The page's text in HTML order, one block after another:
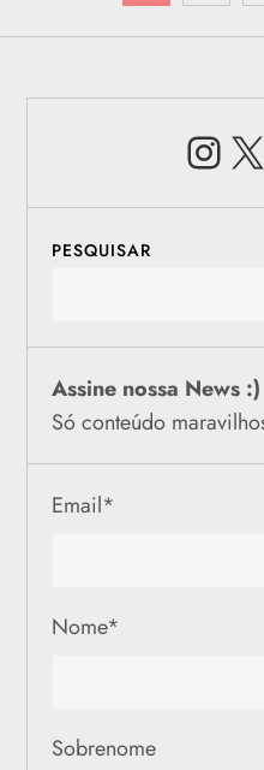
a
PESQUISAR
Assine nossa News :)
Só conteúdo
Email*
Nome*
Sobrenome